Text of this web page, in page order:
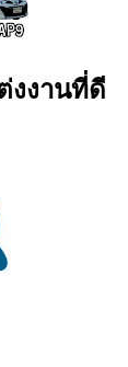
งงานที่ดี